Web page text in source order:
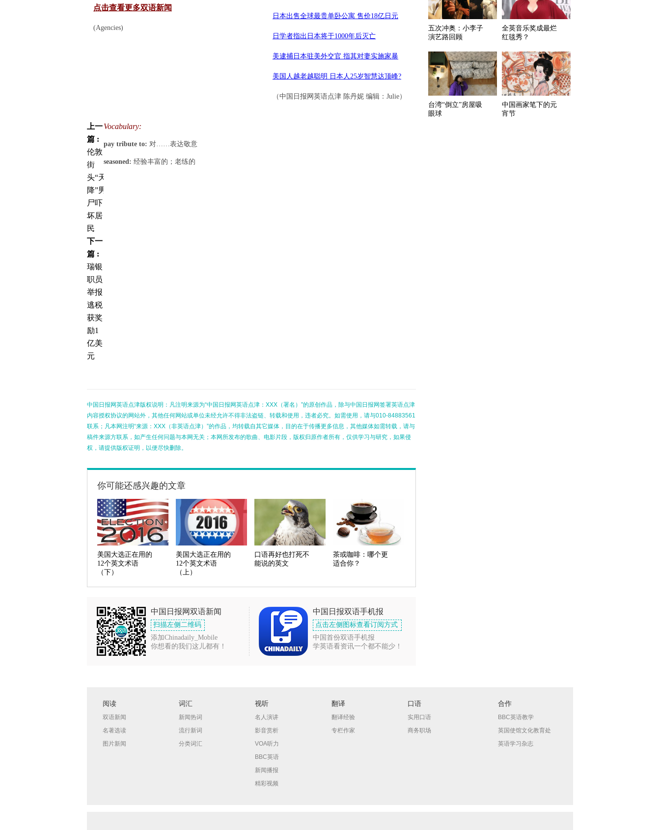
点击查看更多双语新闻
(Agencies)
日本出售全球最贵单卧公寓 售价18亿日元
日学者指出日本将于1000年后灭亡
美逮捕日本驻美外交官 指其对妻实施家暴
美国人越老越聪明 日本人25岁智慧达顶峰?
（中国日报网英语点津 陈丹妮 编辑：Julie）
Vocabulary:
pay tribute to: 对……表达敬意
seasoned: 经验丰富的；老练的
上一
篇 :
伦敦
街
头“天
降”男
尸吓
坏居
民
下一
篇 :
瑞银
职员
举报
逃税
获奖
励1
亿美
元
中国日报网英语点津版权说明：凡注明来源为“中国日报网英语点津：XXX（署名）”的原创作品，除与中国日报网签署英语点津
内容授权协议的网站外，其他任何网站或单位未经允许不得非法盗链、转载和使用，违者必究。如需使用，请与010-84883561
联系；凡本网注明“来源：XXX（非英语点津）”的作品，均转载自其它媒体，目的在于传播更多信息，其他媒体如需转载，请与
稿件来源方联系，如产生任何问题与本网无关；本网所发布的歌曲、电影片段，版权归原作者所有，仅供学习与研究，如果侵
权，请提供版权证明，以便尽快删除。
你可能还感兴趣的文章
美国大选正在用的
12个英文术语
（下）
美国大选正在用的
12个英文术语
（上）
口语再好也打死不
能说的英文
茶或咖啡：哪个更
适合你？
中国日报网双语新闻
扫描左侧二维码
添加Chinadaily_Mobile
你想看的我们这儿都有！
中国日报双语手机报
点击左侧图标查看订阅方式
中国首份双语手机报
学英语看资讯一个都不能少！
五次冲奥：小李子
演艺路回顾
全英音乐奖成最烂
红毯秀？
台湾“倒立”房屋吸
眼球
中国画家笔下的元
宵节
阅读
双语新闻
名著选读
图片新闻
词汇
新闻热词
流行新词
分类词汇
视听
名人演讲
影音赏析
VOA听力
BBC英语
新闻播报
精彩视频
翻译
翻译经验
专栏作家
口语
实用口语
商务职场
合作
BBC英语教学
英国使馆文化教育处
英语学习杂志